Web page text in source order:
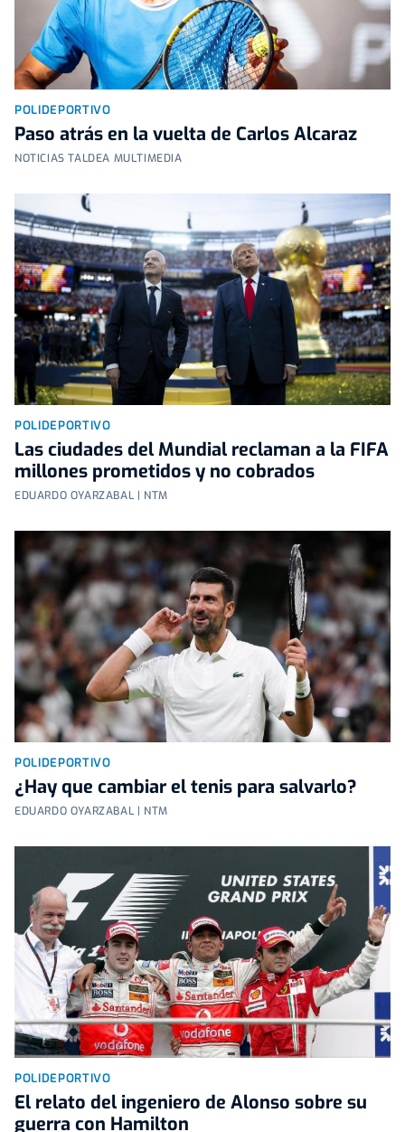
POLIDEPORTIVO
Paso atrás en la vuelta de Carlos Alcaraz
NOTICIAS TALDEA MULTIMEDIA
POLIDEPORTIVO
Las ciudades del Mundial reclaman a la FIFA
millones prometidos y no cobrados
EDUARDO OYARZABAL | NTM
POLIDEPORTIVO
¿Hay que cambiar el tenis para salvarlo?
EDUARDO OYARZABAL | NTM
POLIDEPORTIVO
El relato del ingeniero de Alonso sobre su
guerra con Hamilton